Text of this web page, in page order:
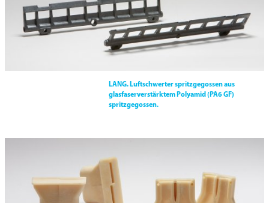
LANG.Luftschwerter spritzgegossen aus
glasfaserverstärktem Polyamid (PA6 GF)
spritzgegossen.